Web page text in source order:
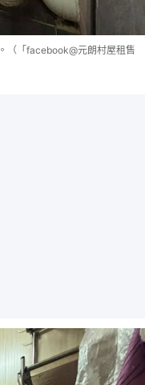
（「facebook@元朗村屋租售